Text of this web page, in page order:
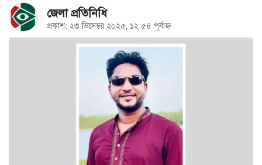
জেলা প্রতিনিধি
প্রকাশ: ২৩ ডিসেম্বর ২০২৫, ১২:৫৪ পূর্বাহ্ন